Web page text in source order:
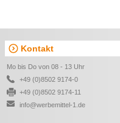
Kontakt
Mo bis Do von 08 - 13 Uhr
+49 (0)8502 9174-0
+49 (0)8502 9174-11
info@werbemittel-1.de